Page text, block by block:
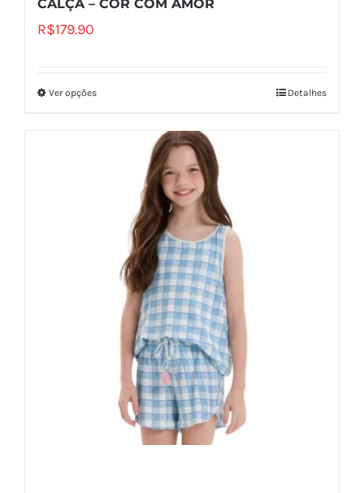
CALÇA – COR COM AMOR
R$179.90
Ver opções Detalhes